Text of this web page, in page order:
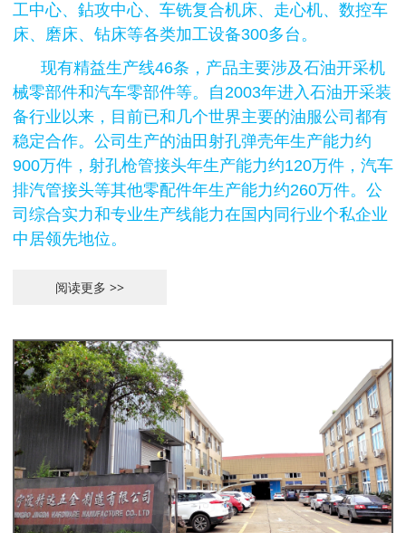
工中心、鉆攻中心、车铣复合机床、走心机、数控车
床、磨床、钻床等各类加工设备300多台。
现有精益生产线46条，产品主要涉及石油开采机
械零部件和汽车零部件等。自2003年进入石油开采装
备行业以来，目前已和几个世界主要的油服公司都有
稳定合作。公司生产的油田射孔弹壳年生产能力约
900万件，射孔枪管接头年生产能力约120万件，汽车
排汽管接头等其他零配件年生产能力约260万件。公
司综合实力和专业生产线能力在国内同行业个私企业
中居领先地位。
阅读更多 >>